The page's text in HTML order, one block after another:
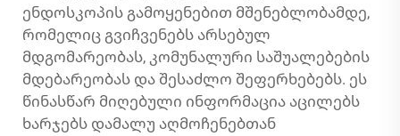
ენდოსკოპის გამოყენებით მშენებლობამდე,
რომელიც გვიჩვენებს არსებულ
მდგომარეობას, კომუნალური საშუალებების
მდებარეობას და შესაძლო შეფერხებებს. ეს
წინასწარ მიღებული ინფორმაცია აცილებს
ხარჯებს დამალუ აღმოჩენებთან